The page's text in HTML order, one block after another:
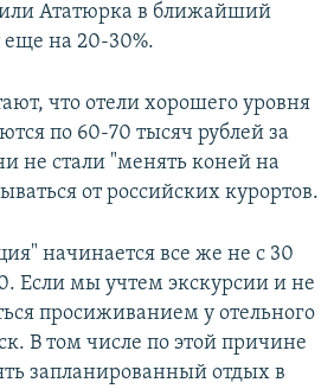
Ататюрка в ближайший
на 20-30%.
что отели хорошего уровня
по 60-70 тысяч рублей за
не стали "менять коней на
от российских курортов.
начинается все же не с 30
Если мы учтем экскурсии и не
просиживанием у отельного
В том числе по этой причине
запланированный отдых в